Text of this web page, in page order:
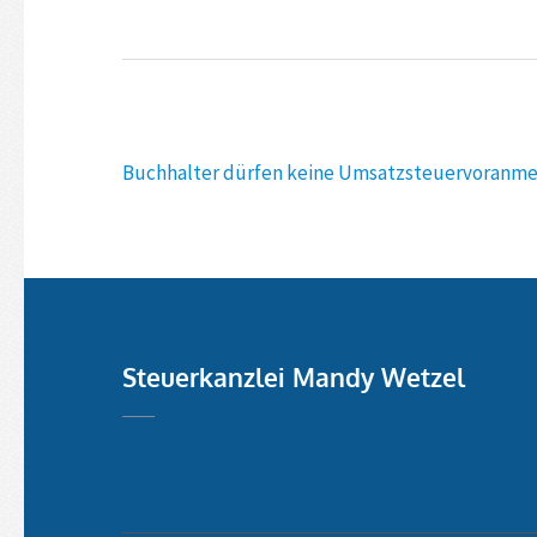
Beitragsnavigation
Buchhalter dürfen keine
Steuerkanzlei Mandy Wetzel